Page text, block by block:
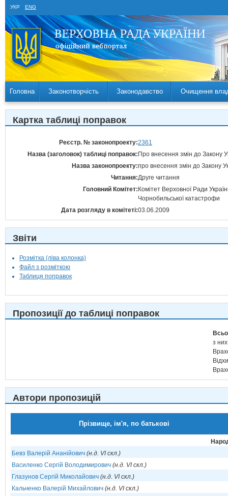
УКР ENG
Головна Законотворчість Законодавство Очищення
Картка таблиці поправок
Реєстр. № законопроекту:2361
Назва (заголовок) таблиці поправок: Про внесення змін до Закону
Назва законопроекту:про внесення змін до Закону
Читання:Друге читання
Головний Комітет: Комітет Верховної Ради
Чорнобильської катастрофи
Дата розгляду в комітеті:03.06.2009
Звіти
Розмітка (ліва колонка)
Файл з розміткою
Таблиця поправок
Пропозиції до таблиці поправок
з
Автори пропозицій
Прізвище, ім'я, по батькові
Бевз Валерій Ананійович (н.д. VI скл.)
Василенко Сергій Володимирович (н.д. VI скл.)
Глазунов Сергій Миколайович (н.д. VI скл.)
Кальченко Валерій Михайлович (н.д. VI скл.)